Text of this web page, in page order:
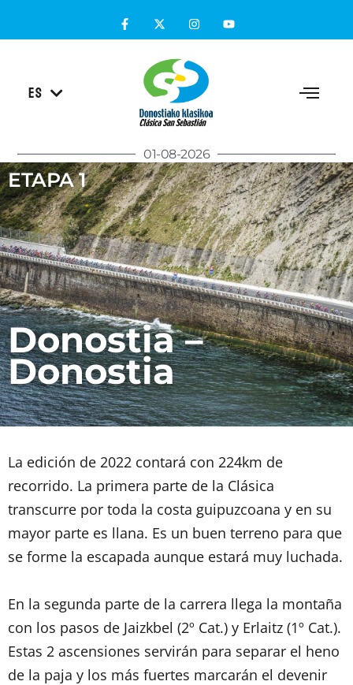
ES
EN
01-08-2026
ETAPA 1
Donostia –
Donostia
La edición de 2022 contará con 224km de
recorrido. La primera parte de la Clásica
transcurre por toda la costa guipuzcoana y en su
mayor parte es llana. Es un buen terreno para que
se forme la escapada aunque estará muy luchada.
En la segunda parte de la carrera llega la montaña
con los pasos de Jaizkbel (2º Cat.) y Erlaitz (1º Cat.).
Estas 2 ascensiones servirán para separar el heno
de la paja y los más fuertes marcarán el devenir